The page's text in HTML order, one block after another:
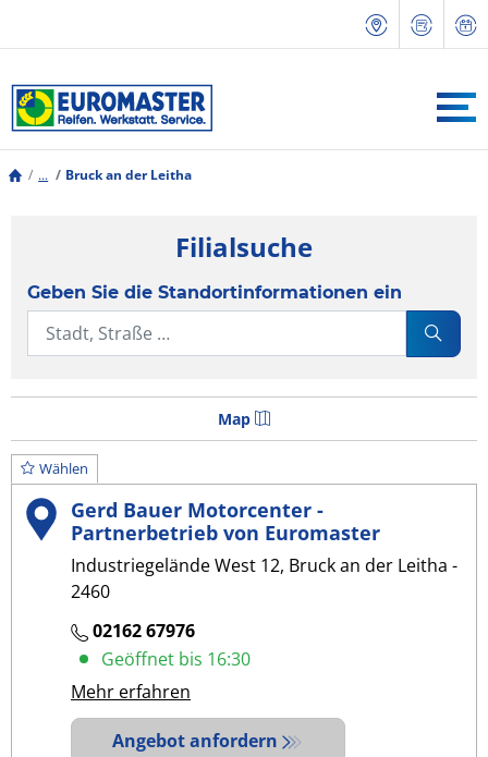
... Bruck an der Leitha
Filialsuche
Geben Sie die Standortinformationen ein
Map
Wählen
Gerd Bauer Motorcenter -
Partnerbetrieb von Euromaster
Industriegelände West 12, Bruck an der Leitha -
2460
02162 67976
Geöffnet bis 16:30
Mehr erfahren
Angebot anfordern